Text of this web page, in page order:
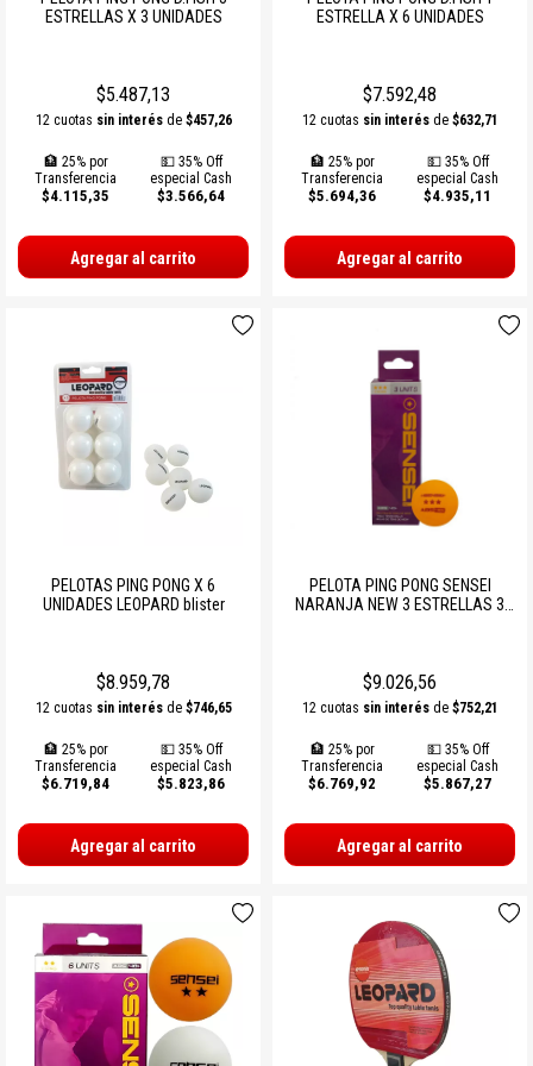
SOGAS Y OTROS
ESTRELLAS X 3 UNIDADES
$5.487,13
12 cuotas sin interésde $457,26
🏦 25% por
Transferencia
$4.115,35
💵 35% Off
especial Cash
$3.566,64
Agregar al carrito
ESTRELLA X 6 UNIDADES
$7.592,48
12 cuotas sin interésde $632,71
🏦 25% por
Transferencia
$5.694,36
💵 35% Off
especial Cash
$4.935,11
Agregar al carrito
PELOTAS PING PONG X 6
UNIDADES LEOPARD blister
$8.959,78
12 cuotas sin interésde $746,65
🏦 25% por
Transferencia
$6.719,84
💵 35% Off
especial Cash
$5.823,86
Agregar al carrito
PELOTA PING PONG SENSEI
NARANJA NEW 3 ESTRELLAS 3
$9.026,56
12 cuotas sin interésde $752,21
🏦 25% por
Transferencia
$6.769,92
💵 35% Off
especial Cash
$5.867,27
Agregar al carrito